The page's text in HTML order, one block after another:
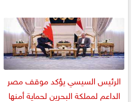
الرئيس السيسي يؤكد موقف مصر
الداعم لمملكة البحرين لحماية أمنها